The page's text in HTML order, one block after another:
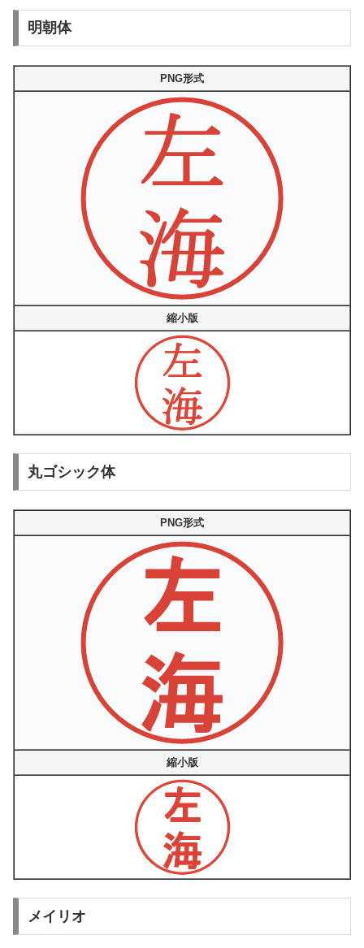
明朝体
PNG形式
縮小版
丸ゴシック体
PNG形式
縮小版
メイリオ